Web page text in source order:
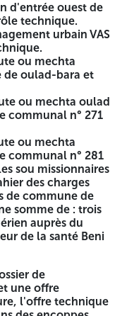
Diplôme
nominative
références
de bonne
de livrables, les
années 2022-
: doit
Déclaration à
daté pour chaque
rempli signée,
page la mention
justificatif
et daté) pour
des travaux,
et daté pour
les pièces
remplie signée,
des prix
3- Le détail
le dixième (10) jours
avis dans les
en conséquence les
d'entrée ouest de
technique.
urbain VAS
ou mechta
oulad-bara et
ou mechta oulad
communal n° 271
ou mechta
communal n° 281
sou missionnaires
des charges
de commune de
somme de : trois
auprès du
de la santé Beni
de
une offre
l'offre technique